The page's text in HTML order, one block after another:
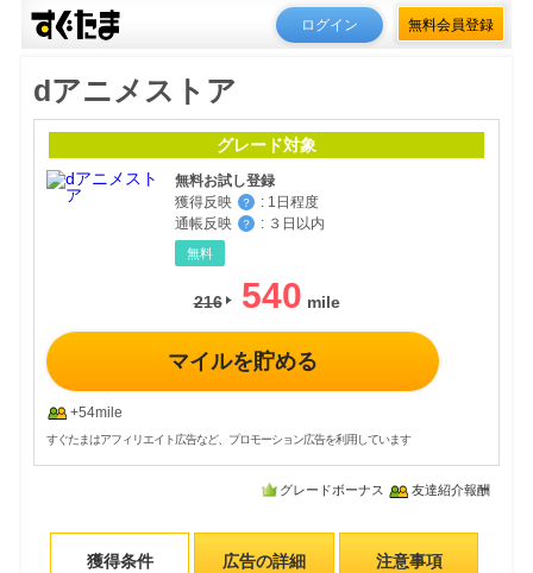
ログイン 無料会員登録
dアニメストア
グレード対象
無料お試し登録
獲得反映
？ : 1日程度
通帳反映
？ : ３日以内
無料
216 540
マイルを貯める
+54mile
すぐたまはアフィリエイト広告など、プロモーション広告を利用しています
グレードボーナス 友達紹介報酬
獲得条件 広告の詳細 注意事項